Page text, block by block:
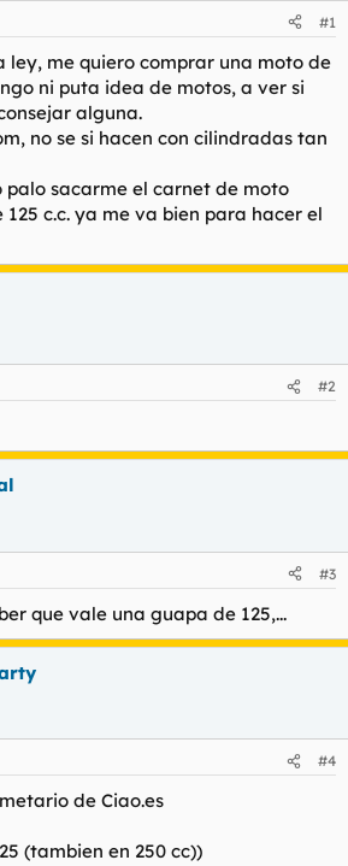
#1
ley, me quiero comprar una moto de
ni puta idea de motos, a ver si
alguna.
no se si hacen con cilindradas tan
palo sacarme el carnet de moto
c.c. ya me va bien para hacer el
#2
#3
que vale una guapa de 125,...
#4
de Ciao.es
(tambien en 250 cc))